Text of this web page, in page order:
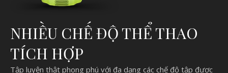
NHIỀU CHẾ ĐỘ THỂ THAO
TÍCH HỢP
Tập luyện thật phong phú với đa dạng các chế độ tập được